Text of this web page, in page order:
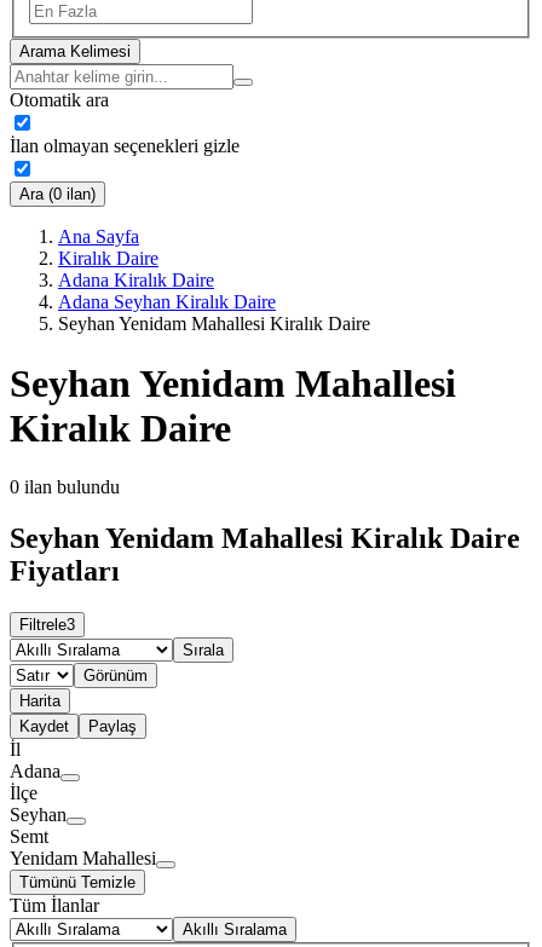
Arama Kelimesi
Otomatik ara
İlan olmayan seçenekleri gizle
Ara (0 ilan)
Ana Sayfa
Kiralık Daire
Adana Kiralık Daire
Adana Seyhan Kiralık Daire
Seyhan Yenidam Mahallesi Kiralık Daire
Seyhan Yenidam Mahallesi
Kiralık Daire
0 ilan bulundu
Seyhan Yenidam Mahallesi Kiralık Daire
Fiyatları
Filtrele3
Sırala
Görünüm
Harita
Kaydet
Paylaş
İl
Adana
İlçe
Seyhan
Semt
Yenidam Mahallesi
Tümünü Temizle
Tüm İlanlar
Akıllı Sıralama